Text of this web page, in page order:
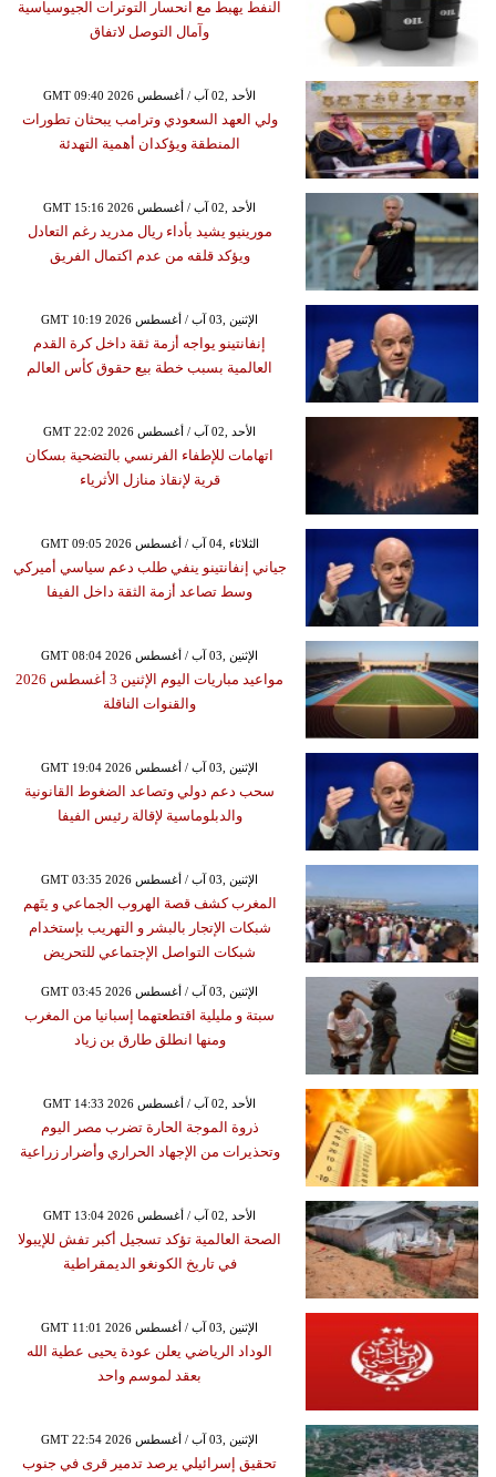
النفط يهبط مع انحسار التوترات الجيوسياسية
وآمال التوصل لاتفاق
GMT 09:40 2026 الأحد ,02 آب / أغسطس
ولي العهد السعودي وترامب يبحثان تطورات
المنطقة ويؤكدان أهمية التهدئة
GMT 15:16 2026 الأحد ,02 آب / أغسطس
مورينيو يشيد بأداء ريال مدريد رغم التعادل
ويؤكد قلقه من عدم اكتمال الفريق
GMT 10:19 2026 الإثنين ,03 آب / أغسطس
إنفانتينو يواجه أزمة ثقة داخل كرة القدم
العالمية بسبب خطة بيع حقوق كأس العالم
GMT 22:02 2026 الأحد ,02 آب / أغسطس
اتهامات للإطفاء الفرنسي بالتضحية بسكان
قرية لإنقاذ منازل الأثرياء
GMT 09:05 2026 الثلاثاء ,04 آب / أغسطس
جياني إنفانتينو ينفي طلب دعم سياسي أميركي
وسط تصاعد أزمة الثقة داخل الفيفا
GMT 08:04 2026 الإثنين ,03 آب / أغسطس
مواعيد مباريات اليوم الإثنين 3 أغسطس 2026
والقنوات الناقلة
GMT 19:04 2026 الإثنين ,03 آب / أغسطس
سحب دعم دولي وتصاعد الضغوط القانونية
والدبلوماسية لإقالة رئيس الفيفا
GMT 03:35 2026 الإثنين ,03 آب / أغسطس
المغرب كشف قصة الهروب الجماعي و يتَهم
شبكات الإتجار بالبشر و التهريب بإستخدام
شبكات التواصل الإجتماعي للتحريض
GMT 03:45 2026 الإثنين ,03 آب / أغسطس
سبتة و مليلية اقتطعتهما إسبانيا من المغرب
ومنها انطلق طارق بن زياد
GMT 14:33 2026 الأحد ,02 آب / أغسطس
ذروة الموجة الحارة تضرب مصر اليوم
وتحذيرات من الإجهاد الحراري وأضرار زراعية
GMT 13:04 2026 الأحد ,02 آب / أغسطس
الصحة العالمية تؤكد تسجيل أكبر تفش للإيبولا
في تاريخ الكونغو الديمقراطية
GMT 11:01 2026 الإثنين ,03 آب / أغسطس
الوداد الرياضي يعلن عودة يحيى عطية الله
بعقد لموسم واحد
GMT 22:54 2026 الإثنين ,03 آب / أغسطس
تحقيق إسرائيلي يرصد تدمير قرى في جنوب